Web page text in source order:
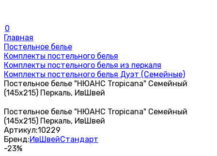
0
Главная
Постельное белье
Комплекты постельного белья
Комплекты постельного белья из перкаля
Комплекты постельного белья Дуэт (Семейные)
Постельное белье "НЮАНС Tropicana" Семейный
(145х215) Перкаль, ИвШвей
Постельное белье "НЮАНС Tropicana" Семейный
(145х215) Перкаль, ИвШвей
Артикул:10229
Бренд:ИвШвейСтандарт
-23%